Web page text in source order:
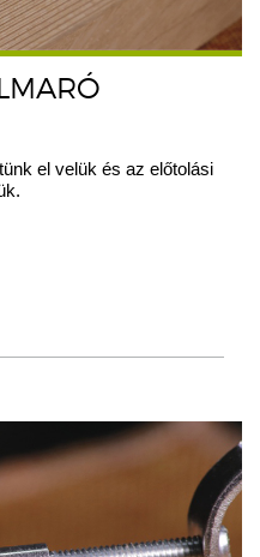
el velük és az előtolási